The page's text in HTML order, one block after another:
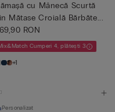
cu Mânecă Scurtă
Mătase Croială Bărbăte...
RON
Cumperi 4, plătești 3
+1
Personalizat